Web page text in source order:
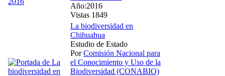
Año:2016
Vistas 1849
La biodiversidad en
Chihuahua
Estudio de Estado
PorComisión Nacional para
el Conocimiento y Uso de la
Biodiversidad (CONABIO)